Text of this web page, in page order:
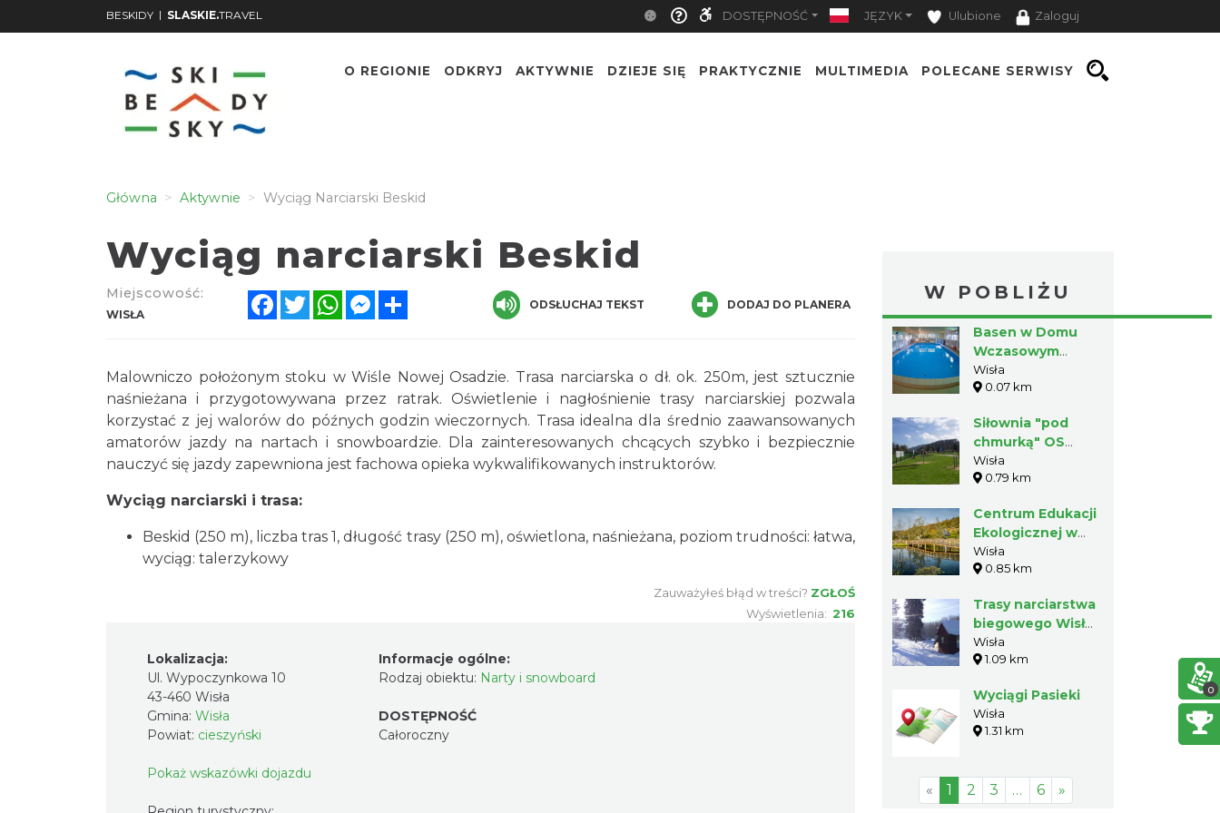
BESKIDY | SLASKIE.TRAVEL DOSTĘPNOŚĆ JĘZYK Ulubione Zaloguj
O REGIONIE ODKRYJ AKTYWNIE DZIEJE SIĘ PRAKTYCZNIE MULTIMEDIA POLECANE SERWISY
Główna Aktywnie Wyciąg Narciarski Beskid
Wyciąg narciarski Beskid
Miejscowość:
WISŁA
FacebookTwitterWhatsAppMessenger ODSŁUCHAJ TEKST DODAJ DO PLANERA
Malowniczo położonym stoku w Wiśle Nowej Osadzie. Trasa narciarska o dł. ok. 250m, jest sztucznie
naśnieżana i przygotowywana przez ratrak. Oświetlenie i nagłośnienie trasy narciarskiej pozwala
korzystać z jej walorów do późnych godzin wieczornych. Trasa idealna dla średnio zaawansowanych
amatorów jazdy na nartach i snowboardzie. Dla zainteresowanych chcących szybko i bezpiecznie
nauczyć się jazdy zapewniona jest fachowa opieka wykwalifikowanych instruktorów.
Wyciąg narciarski i trasa:
Beskid (250 m), liczba tras 1, długość trasy (250 m), oświetlona, naśnieżana, poziom trudności: łatwa,
wyciąg: talerzykowy
Zauważyłeś błąd w treści? ZGŁOŚ
Wyświetlenia: 216
Lokalizacja:
Ul. Wypoczynkowa 10
43-460 Wisła
Gmina: Wisła
Powiat: cieszyński
Pokaż wskazówki dojazdu
Informacje ogólne:
Rodzaj obiektu: Narty i snowboard
DOSTĘPNOŚĆ
Całoroczny
W POBLIŻU
Basen w Domu
Wczasowym
"Beskidy"
Wisła
0.07 km
Siłownia "pod
chmurką" OS
Jonidło
Wisła
0.79 km
Centrum Edukacji
Ekologicznej w
Wiśle
Wisła
0.85 km
Trasy narciarstwa
biegowego Wisła
Jonidło
Wisła
1.09 km
Wyciągi Pasieki
Wisła
1.31 km
« 1 2 3 … 6 »
0